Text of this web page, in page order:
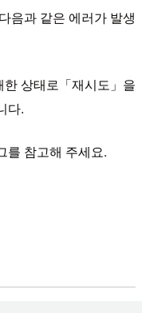
음과 같은 에러가 발생
상태로「재시도」을
다.
를 참고해 주세요.